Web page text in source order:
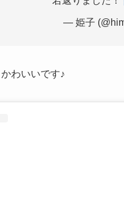
— 姫子
わいいです♪